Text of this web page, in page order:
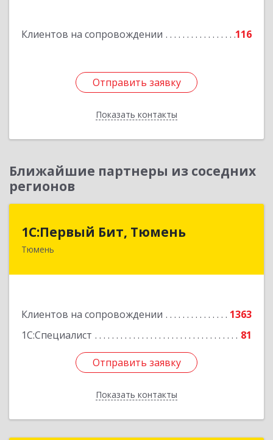
Клиентов на сопровождении 116
Отправить заявку
Показать контакты
Отправить заявку
Назад
Ближайшие партнеры из соседних
регионов
1С:Первый Бит, Тюмень
Тюмень
Клиентов на сопровождении
1363
1С:Специалист
81
Отправить заявку
Показать контакты
1С:Первый Бит, Тюмень
625000, Тюменская обл, Тюмень г, Республики
Отправить заявку
Назад